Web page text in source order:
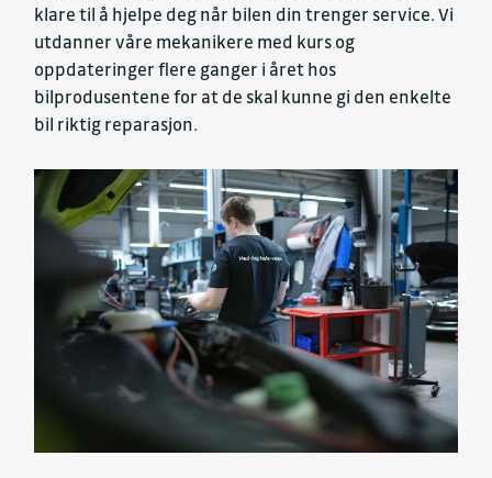
klare til å hjelpe deg når bilen din trenger service. Vi
utdanner våre mekanikere med kurs og
oppdateringer flere ganger i året hos
bilprodusentene for at de skal kunne gi den enkelte
bil riktig reparasjon.